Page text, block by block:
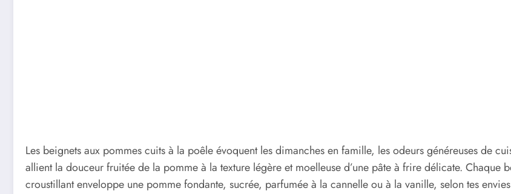
Les beignets aux pommes cuits à la poêle évoquent les dimanches en famille, les odeurs généreuses de
allient la douceur fruitée de la pomme à la texture légère et moelleuse d’une pâte à frire délicate. Chaque
croustillant enveloppe une pomme fondante, sucrée, parfumée à la cannelle ou à la vanille, selon tes